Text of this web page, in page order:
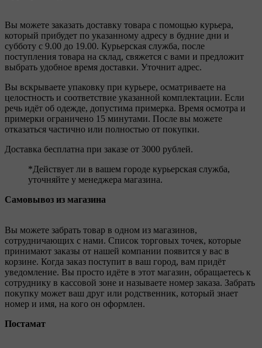
Вы можете заказать доставку товара с помощью курьера,
который прибудет по указанному адресу в будние дни и
субботу с 9.00 до 19.00. Курьерская служба, после
поступления товара на склад, свяжется с вами и предложит
выбрать удобное время доставки. Уточнит адрес.
Вы вскрываете упаковку при курьере, осматриваете на
целостность и соответствие указанной комплектации. Если
речь идёт об одежде, допустима примерка. Время осмотра и
примерки ограничено 15 минутами. После вы можете
отказаться частично или полностью от покупки.
Доставка бесплатна при заказе от 3000 рублей.
*Действует ли в вашем городе курьерская служба,
уточняйте у менеджера магазина.
Самовывоз из магазина
Вы можете забрать товар в одном из магазинов,
сотрудничающих с нами. Список торговых точек, которые
принимают заказы от нашей компании появится у вас в
корзине. Когда заказ поступит в ваш город, вам придёт
уведомление. Вы просто идёте в этот магазин, обращаетесь к
сотруднику в кассовой зоне и называете номер заказа. Забрать
покупку может ваш друг или родственник, который знает
номер и имя, на кого он оформлен.
Постамат